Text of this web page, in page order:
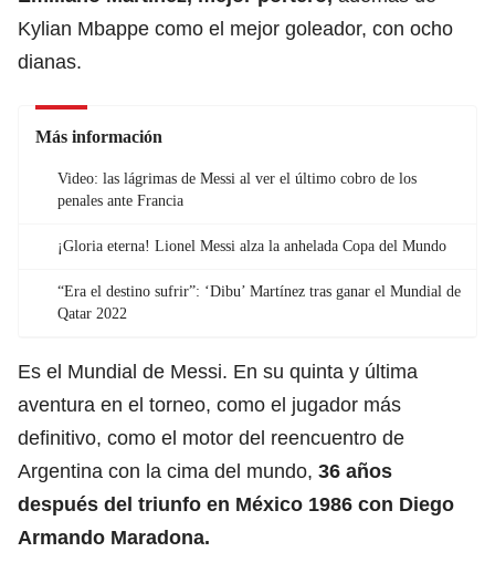
Kylian Mbappe como el mejor goleador, con ocho
dianas.
Más información
Video: las lágrimas de Messi al ver el último cobro de los
penales ante Francia
¡Gloria eterna! Lionel Messi alza la anhelada Copa del Mundo
“Era el destino sufrir”: ‘Dibu’ Martínez tras ganar el Mundial de
Qatar 2022
Es el Mundial de Messi. En su quinta y última
aventura en el torneo, como el jugador más
definitivo, como el motor del reencuentro de
Argentina con la cima del mundo, 36 años
después del triunfo en México 1986 con Diego
Armando Maradona.